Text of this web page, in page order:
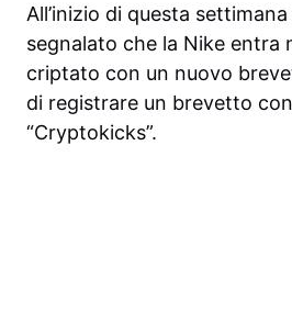
All’inizio di questa
segnalato che la Nike entra
criptato con un nuovo
di registrare un brevetto
“Cryptokicks”.